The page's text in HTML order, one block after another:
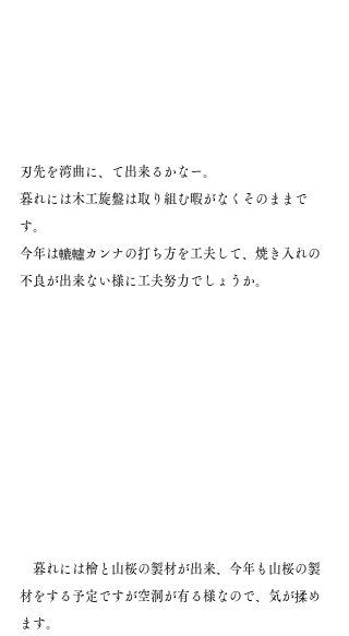
刃先を湾曲に、て出来るかなー。
暮れには木工旋盤は取り組む暇がなくそのままで
す。
今年は轆轤カンナの打ち方を工夫して、焼き入れの
不良が出来ない様に工夫努力でしょうか。
暮れには檜と山桜の製材が出来、今年も山桜の製
材をする予定ですが空洞が有る様なので、気が揉め
ます。